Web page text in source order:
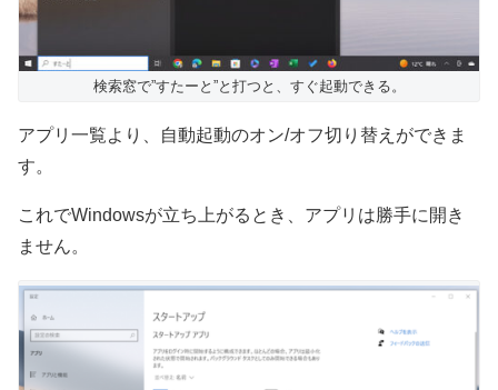
検索窓で”すたーと”と打つと、すぐ起動できる。
アプリ一覧より、自動起動のオン/オフ切り替えができま
す。
これでWindowsが立ち上がるとき、アプリは勝手に開き
ません。